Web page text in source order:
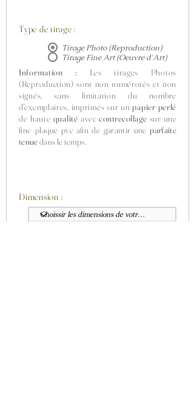
Type de tirage :
Tirage Photo (Reproduction)
Tirage Fine Art (Oeuvre d'Art)
Information : Les tirages Photos
(Reproduction) sont non numérotés et non
signés, sans limitation du nombre
d'exemplaires, imprimés sur unpapier perlé
de haute qualitéaveccontrecollage sur une
fine plaquepvc afin de garantir uneparfaite
tenuedans le temps.
Dimension :